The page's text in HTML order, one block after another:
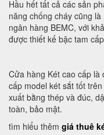
Hầu hết tất cả các sản
năng chống cháy cũng
ngân hàng BEMC, với
được thiết kế bậc tam
Cửa hàng Két cao cấp
cấp model két sắt tốt
xuất bằng thép và đúc,
toàn, bảo mật.
tìm hiểu thêm giá thuê